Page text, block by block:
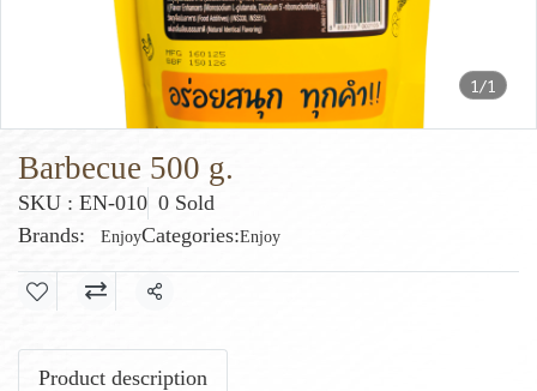
1/1
Barbecue 500 g.
SKU : EN-010 0 Sold
Brands:
EnjoyCategories:Enjoy
Share
Product description